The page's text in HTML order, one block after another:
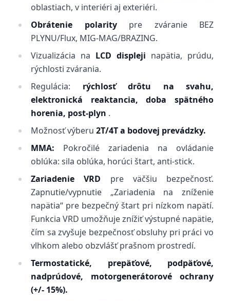
oblastiach, v interiéri aj exteriéri.
Obrátenie polaritypre zváranie BEZ
PLYNU/Flux, MIG-MAG/BRAZING.
Vizualizácia na LCD displeji napätia, prúdu,
rýchlosti zvárania.
Regulácia: rýchlosť drôtu na svahu,
elektronická reaktancia, doba spätného
horenia, post-plyn .
Možnosť výberu 2T/4T a bodovej prevádzky.
MMA: Pokročilé zariadenia na ovládanie
oblúka: sila oblúka, horúci štart, anti-stick.
Zariadenie VRD pre väčšiu bezpečnosť.
Zapnutie/vypnutie „Zariadenia na zníženie
napätia“ pre bezpečný štart pri nízkom napätí.
Funkcia VRD umožňuje znížiť výstupné napätie,
čím sa zvyšuje bezpečnosť obsluhy pri práci vo
vlhkom alebo obzvlášť prašnom prostredí.
Termostatické, prepäťové, podpäťové,
nadprúdové, motorgenerátorové ochrany
(+/- 15%).